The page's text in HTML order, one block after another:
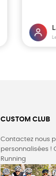
CUSTOM CLUB
Contactez nous
personnalisées !
Running